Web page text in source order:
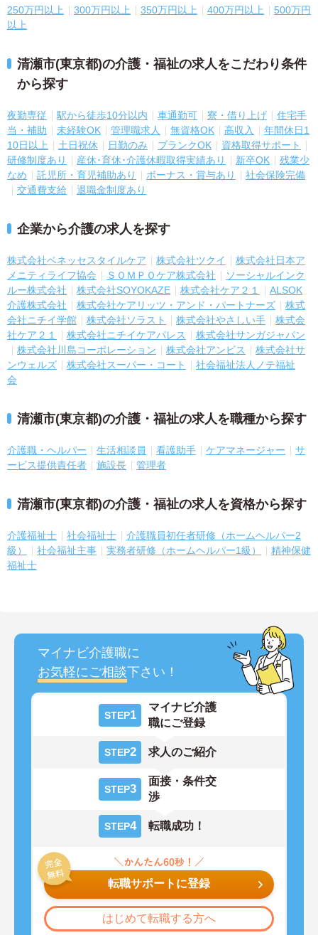
250万円以上 300万円以上 350万円以上 400万円以上
500万円
以上
清瀬市(東京都)の介護・福祉の求人をこだわり条件
から探す
夜勤専従 駅から徒歩10分以内 車通勤可 寮・借り上げ
住宅手
当・補助
未経験OK 管理職求人 無資格OK 高収入
年間休日1
10日以上
土日祝休 日勤のみ ブランクOK
資格取得サポート
研修制度あり
産休･育休･介護休暇取得実績あり 新卒OK
残業少
なめ
託児所・育児補助あり ボーナス・賞与あり
社会保険完備
交通費支給
退職金制度あり
企業から介護の求人を探す
株式会社ベネッセスタイルケア 株式会社ツクイ
株式会社日本ア
メニティライフ協会
ＳＯＭＰＯケア株式会社
ソーシャルインク
ルー株式会社
株式会社SOYOKAZE 株式会社ケア２１
ALSOK
介護株式会社
株式会社ケアリッツ・アンド・パートナーズ
株式
会社ニチイ学館
株式会社ソラスト 株式会社やさしい手
株式会
社ケア２１
株式会社ニチイケアパレス
株式会社サンガジャパン
株式会社川島コーポレーション
株式会社アンビス
株式会社サ
ンウェルズ
株式会社スーパー・コート
社会福祉法人ノテ福祉
会
清瀬市(東京都)の介護・福祉の求人を職種から探す
介護職・ヘルパー 生活相談員 看護助手 ケアマネージャー
サ
ービス提供責任者
施設長 管理者
清瀬市(東京都)の介護・福祉の求人を資格から探す
介護福祉士 社会福祉士
介護職員初任者研修（ホームヘルパー2
級）
社会福祉主事 実務者研修（ホームヘルパー1級）
精神保健
福祉士
マイナビ介護職に
お気軽にご相談下さい！
STEP1
マイナビ介護
職にご登録
STEP2 求人のご紹介
STEP3
面接・条件交
渉
STEP4 転職成功！
転職サポートに登録
はじめて転職する方へ